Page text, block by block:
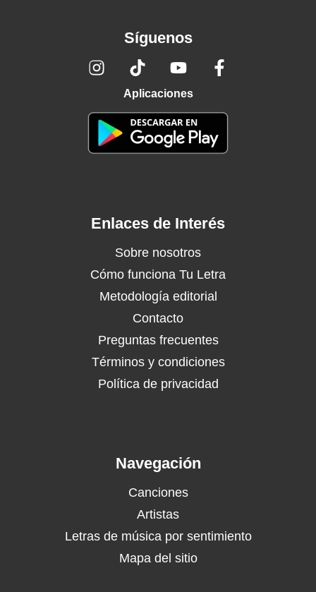
Síguenos
Aplicaciones
Enlaces de Interés
Sobre nosotros
Cómo funciona Tu Letra
Metodología editorial
Contacto
Preguntas frecuentes
Términos y condiciones
Política de privacidad
Navegación
Canciones
Artistas
Letras de música por sentimiento
Mapa del sitio